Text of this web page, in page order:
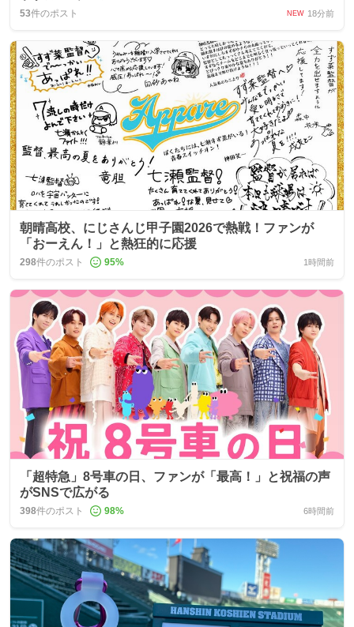
53件のポスト NEW 18分前
朝晴高校、にじさんじ甲子園2026で熱戦！ファンが
「おーえん！」と熱狂的に応援
298件のポスト 95% 1時間前
「超特急」8号車の日、ファンが「最高！」と祝福の声
がSNSで広がる
398件のポスト 98% 6時間前